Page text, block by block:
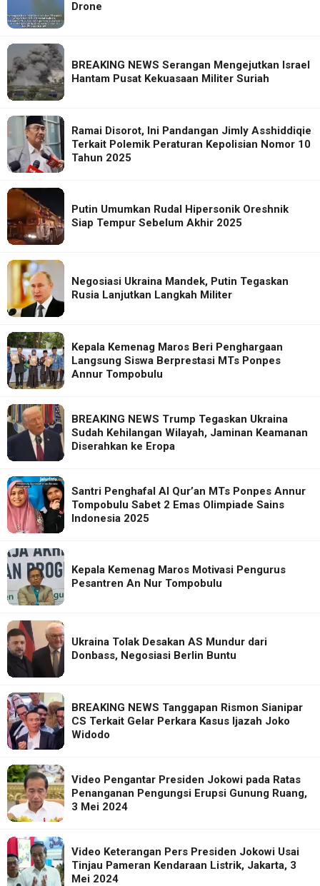
Drone
BREAKING NEWS Serangan Mengejutkan Israel
Hantam Pusat Kekuasaan Militer Suriah
Ramai Disorot, Ini Pandangan Jimly Asshiddiqie
Terkait Polemik Peraturan Kepolisian Nomor 10
Tahun 2025
Putin Umumkan Rudal Hipersonik Oreshnik
Siap Tempur Sebelum Akhir 2025
Negosiasi Ukraina Mandek, Putin Tegaskan
Rusia Lanjutkan Langkah Militer
Kepala Kemenag Maros Beri Penghargaan
Langsung Siswa Berprestasi MTs Ponpes
Annur Tompobulu
BREAKING NEWS Trump Tegaskan Ukraina
Sudah Kehilangan Wilayah, Jaminan Keamanan
Diserahkan ke Eropa
Santri Penghafal Al Qur’an MTs Ponpes Annur
Tompobulu Sabet 2 Emas Olimpiade Sains
Indonesia 2025
Kepala Kemenag Maros Motivasi Pengurus
Pesantren An Nur Tompobulu
Ukraina Tolak Desakan AS Mundur dari
Donbass, Negosiasi Berlin Buntu
BREAKING NEWS Tanggapan Rismon Sianipar
CS Terkait Gelar Perkara Kasus Ijazah Joko
Widodo
Video Pengantar Presiden Jokowi pada Ratas
Penanganan Pengungsi Erupsi Gunung Ruang,
3 Mei 2024
Video Keterangan Pers Presiden Jokowi Usai
Tinjau Pameran Kendaraan Listrik, Jakarta, 3
Mei 2024